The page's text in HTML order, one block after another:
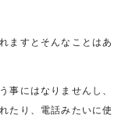
ますとそんなことはあ
事にはなりませんし、
たり、電話みたいに使